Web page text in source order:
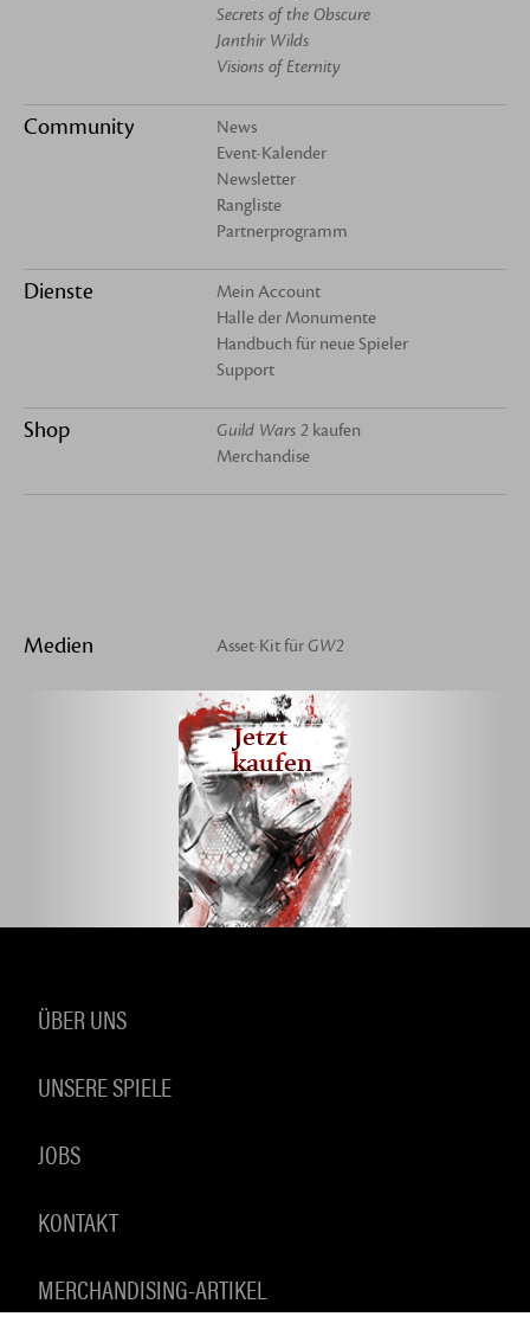
Secrets of the Obscure
Janthir Wilds
Visions of Eternity
Community
News
Event-Kalender
Newsletter
Rangliste
Partnerprogramm
Dienste
Mein Account
Halle der Monumente
Handbuch für neue Spieler
Support
Shop Guild Wars 2 kaufen
Merchandise
Medien Asset-Kit fürGW2
Jetzt
kaufen
ÜBER UNS
UNSERE SPIELE
JOBS
KONTAKT
MERCHANDISING-ARTIKEL